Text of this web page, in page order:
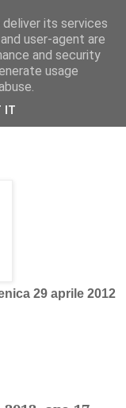
condividere
29 aprile 2012
its services
user-agent are
and security
usage
IT